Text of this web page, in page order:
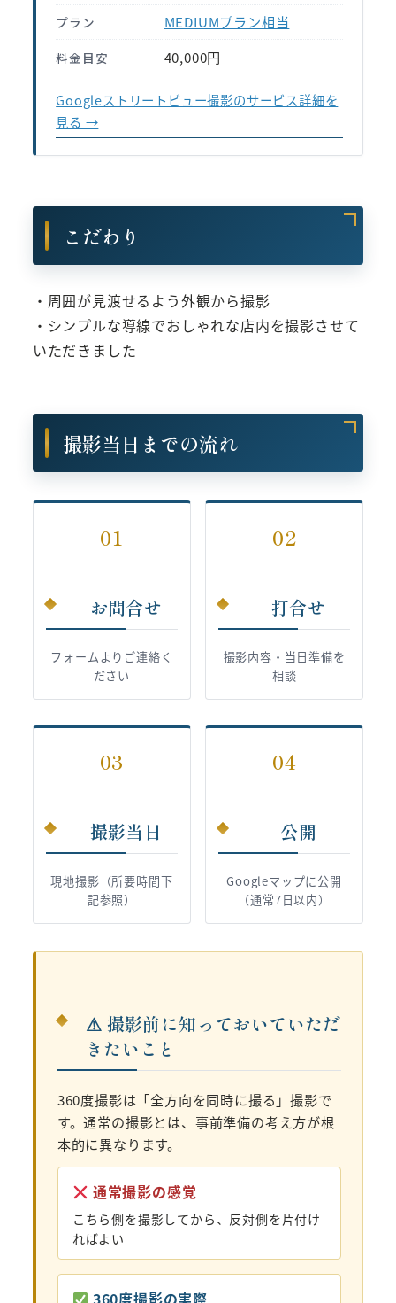
プラン MEDIUMプラン相当
料金目安 40,000円
Googleストリートビュー撮影のサービス詳細を
見る →
こだわり
・周囲が見渡せるよう外観から撮影
・シンプルな導線でおしゃれな店内を撮影させて
いただきました
撮影当日までの流れ
01
お問合せ
フォームよりご連絡く
ださい
02
打合せ
撮影内容・当日準備を
相談
03
撮影当日
現地撮影（所要時間下
記参照）
04
公開
Googleマップに公開
（通常7日以内）
⚠ 撮影前に知っておいていただ
きたいこと
360度撮影は「全方向を同時に撮る」撮影で
す。通常の撮影とは、事前準備の考え方が根
本的に異なります。
通常撮影の感覚
こちら側を撮影してから、反対側を片付け
ればよい
360度撮影の実際